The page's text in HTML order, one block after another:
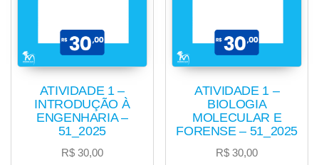
ATIVIDADE 1 –
INTRODUÇÃO À
ENGENHARIA –
51_2025
R$30,00
ATIVIDADE 1 –
BIOLOGIA
MOLECULAR E
FORENSE – 51_2025
R$ 30,00